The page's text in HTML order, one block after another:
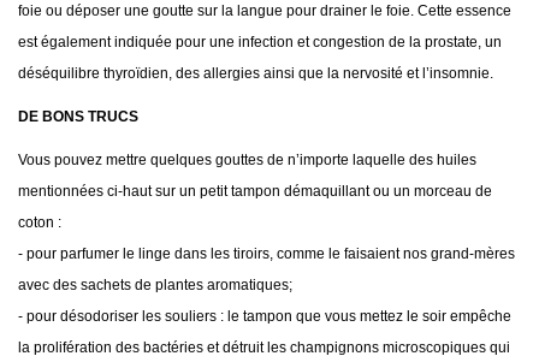
foie ou déposer une goutte sur la langue pour drainer le foie. Cette essence
est également indiquée pour une infection et congestion de la prostate, un
déséquilibre thyroïdien, des allergies ainsi que la nervosité et l’insomnie.
DE BONS TRUCS
Vous pouvez mettre quelques gouttes de n’importe laquelle des huiles
mentionnées ci-haut sur un petit tampon démaquillant ou un morceau de
coton :
- pour parfumer le linge dans les tiroirs, comme le faisaient nos grand-mères
avec des sachets de plantes aromatiques;
- pour désodoriser les souliers : le tampon que vous mettez le soir empêche
la prolifération des bactéries et détruit les champignons microscopiques qui